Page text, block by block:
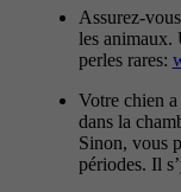
Assurez-
les animaux.
perles rares:
Votre chien a
dans la
Sinon, vous
périodes. Il